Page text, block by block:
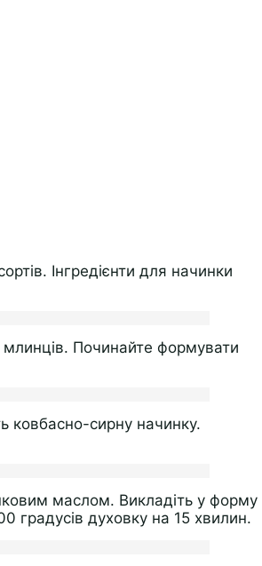
Інгредієнти для начинки
млинців. Починайте формувати
ковбасно-сирну начинку.
маслом. Викладіть у форму
градусів духовку на 15 хвилин.